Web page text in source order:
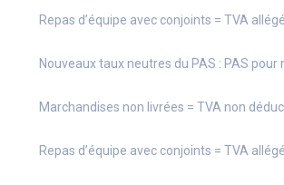
Repas d’équipe avec conjoints = TVA
Nouveaux taux neutres du PAS : PAS pour
Marchandises non livrées = TVA non
Repas d’équipe avec conjoints = TVA